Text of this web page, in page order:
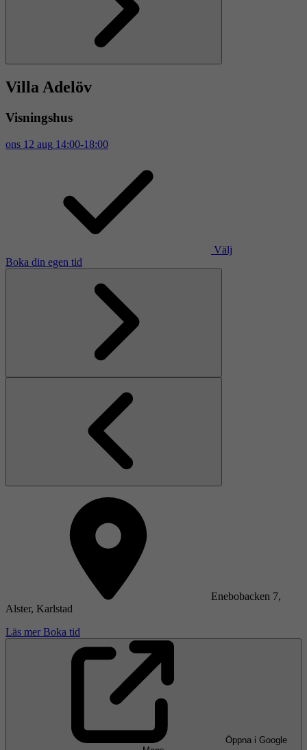
Nästa
Villa Adelöv
Visningshus
ons 12 aug 14:00-18:00
Välj
Boka din egen tid
Enebobacken 7,
Alster, Karlstad
Läs mer Boka tid
Öppna i Google